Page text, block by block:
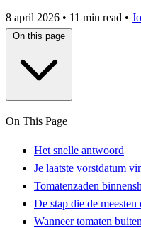
8 april 2026 • 11 min read •
On this page
On This Page
Het snelle antwoord
Je laatste vorstdatum
Tomatenzaden
De stap die de meesten
Wanneer tomaten